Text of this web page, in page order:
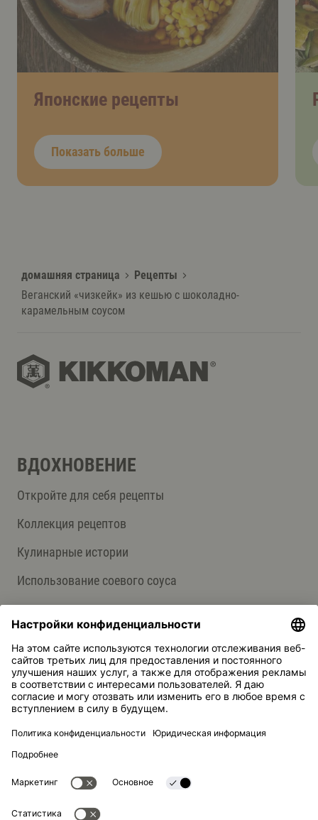
Японские рецепты
Показать больше
домашняя страница
Рецепты
Веганский «чизкейк» из кешью с шоколадно-
карамельным соусом
ВДОХНОВЕНИЕ
Откройте для себя рецепты
Коллекция рецептов
Кулинарные истории
Использование соевого соуса
О НАС
Продукция
Группа компаний Kikkoman
Устойчивое развитие
СЛУЖБА ПОДДЕРЖКИ
Ответы на вопросы
Контакты